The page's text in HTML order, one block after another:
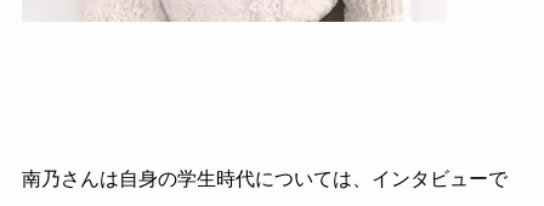
南乃さんは自身の学生時代については、インタビューで